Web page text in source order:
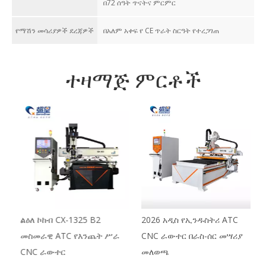
በ72 ሰዓት ጥናትና ምርምር
የማሽን መሳሪያዎች ደረጃዎች በአለም አቀፍ የ CE ጥራት ስርዓት የተረጋገጠ
ተዛማጅ ምርቶች
ልዕለ ኮከብ CX-1325 B2
መስመራዊ ATC የእንጨት ሥራ
CNC ራውተር
2026 አዲስ የኢንዱስትሪ ATC
CNC ራውተር በራስ-ሰር መሣሪያ
መለወጫ